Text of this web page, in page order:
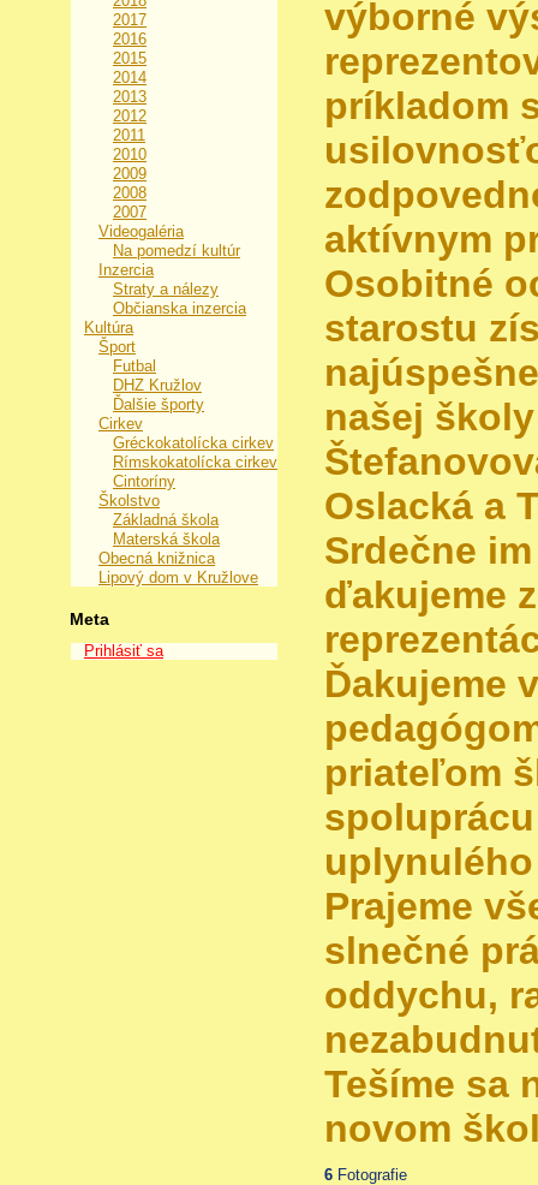
2017
2016
2015
2014
2013
2012
2011
2010
2009
2008
2007
Videogaléria
Na pomedzí kultúr
Inzercia
Straty a nálezy
Občianska inzercia
Kultúra
Šport
Futbal
DHZ Kružlov
Ďalšie športy
Cirkev
Gréckokatolícka cirkev
Rímskokatolícka cirkev
Cintoríny
Školstvo
Základná škola
Materská škola
Obecná knižnica
Lipový dom v Kružlove
Meta
Prihlásiť sa
výborné
príkladom
aktívnym
Osobitné
starostu
našej
Oslacká a
Srdečne
ďakujeme
Ďakujeme
priateľom
Prajeme
slnečné
oddychu,
Tešíme sa
novom
6 Fotografie